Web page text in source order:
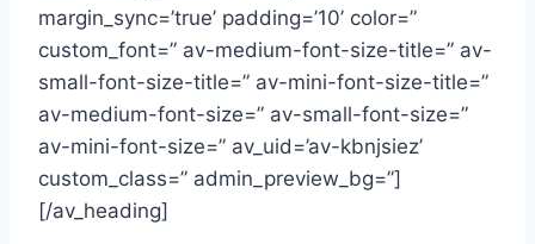
margin_sync=’true’ padding=’10’ color=”
custom_font=” av-medium-font-size-title=” av-
small-font-size-title=” av-mini-font-size-title=”
av-medium-font-size=” av-small-font-size=”
av-mini-font-size=” av_uid=’av-kbnjsiez’
custom_class=” admin_preview_bg=”]
[/av_heading]